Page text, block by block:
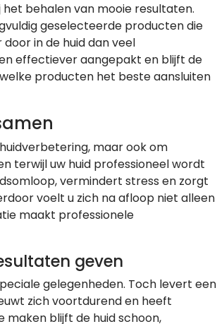
behalen van mooie resultaten.
geselecteerde producten die
in de huid dan veel
effectiever aangepakt en blijft de
producten het beste aansluiten
maar ook om
terwijl uw huid professioneel wordt
vermindert stress en zorgt
voelt u zich na afloop niet alleen
maakt professionele
geven
gelegenheden. Toch levert een
zich voortdurend en heeft
maken blijft de huid schoon,